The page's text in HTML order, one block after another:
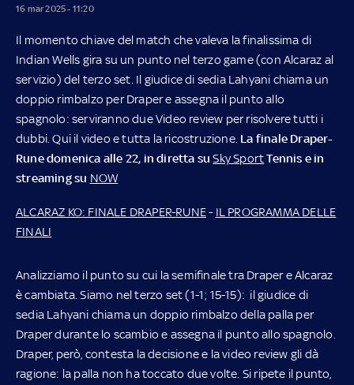
16 mar 2025 - 11:20
Il momento chiave del match che valeva la finalissima di
Indian Wells gira su un punto nel terzo game (con Alcaraz al
servizio) del terzo set. Il giudice di sedia Lahyani chiama un
doppio rimbalzo per Draper e assegna il punto allo
spagnolo: serviranno due Video review per risolvere tutti i
dubbi. Qui il video e tutta la ricostruzione. La finale Draper-
Rune domenica alle 22, in diretta suSky SportTennis e in
streaming su NOW
ALCARAZ KO: FINALE DRAPER-RUNE- IL PROGRAMMA DELLE
FINALI
Analizziamo il punto su cui la semifinale tra Draper e Alcaraz
è cambiata. Siamo nel terzo set (1-1; 15-15): il giudice di
sedia Lahyani chiama un doppio rimbalzo della palla per
Draper durante lo scambio e assegna il punto allo spagnolo.
Draper, però, contesta la decisione e la video review gli dà
ragione: la palla non ha toccato due volte. Si ripete il punto,